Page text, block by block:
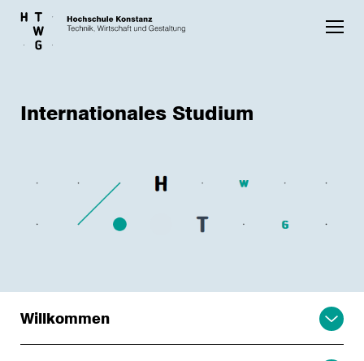
Skip to main content
Internationales Studium
Willkommen